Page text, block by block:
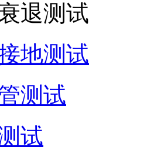
退测试
地测试
测试
试